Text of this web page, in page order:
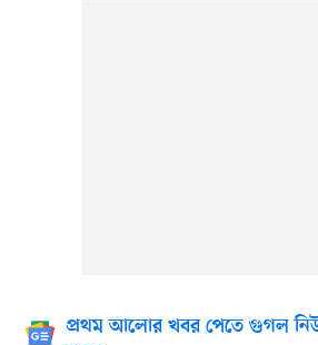
প্রথম আলোর খবর পেতে গুগল